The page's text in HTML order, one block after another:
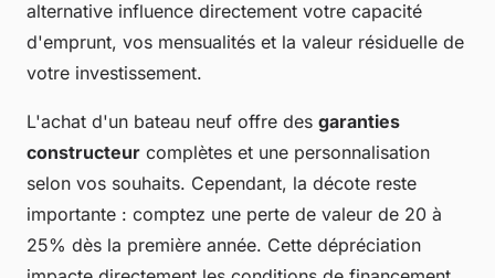
alternative influence directement votre capacité
d'emprunt, vos mensualités et la valeur résiduelle de
votre investissement.
L'achat d'un bateau neuf offre des garanties
constructeur complètes et une personnalisation
selon vos souhaits. Cependant, la décote reste
importante : comptez une perte de valeur de 20 à
25% dès la première année. Cette dépréciation